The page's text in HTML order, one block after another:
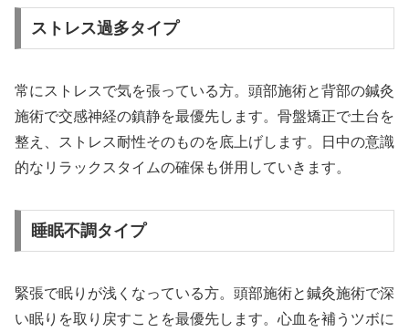
ストレス過多タイプ
常にストレスで気を張っている方。頭部施術と背部の鍼灸
施術で交感神経の鎮静を最優先します。骨盤矯正で土台を
整え、ストレス耐性そのものを底上げします。日中の意識
的なリラックスタイムの確保も併用していきます。
睡眠不調タイプ
緊張で眠りが浅くなっている方。頭部施術と鍼灸施術で深
い眠りを取り戻すことを最優先します。心血を補うツボに